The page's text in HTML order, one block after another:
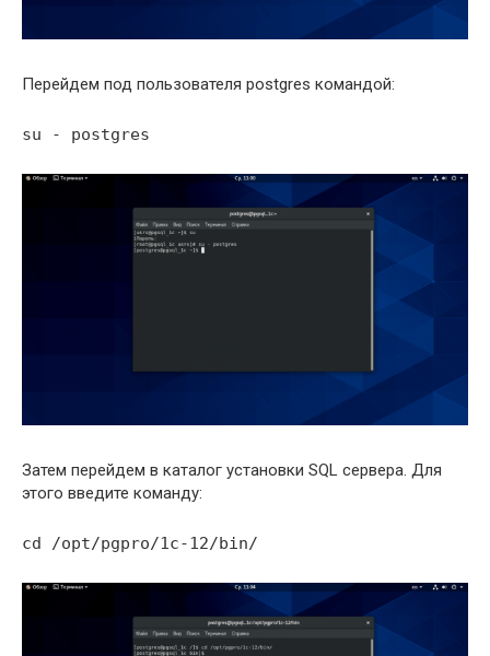
Перейдем под пользователя postgres командой:
su - postgres
Затем перейдем в каталог установки SQL сервера. Для
этого введите команду:
cd /opt/pgpro/1c-12/bin/